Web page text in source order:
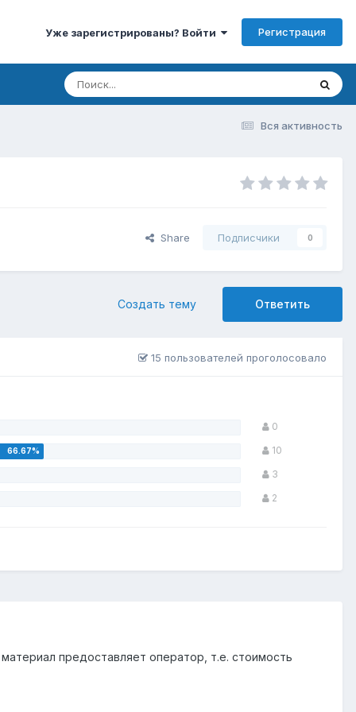
Уже зарегистрированы? Войти Регистрация
Вся активность
Share Подписчики 0
Ответить
Создать тему
15 пользователей проголосовало
0
10
3
2
предоставляет оператор, т.е. стоимость